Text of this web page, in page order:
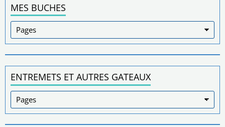
MES BUCHES
ENTREMETS ET AUTRES GATEAUX